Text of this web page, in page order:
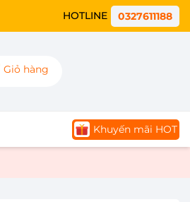
HOTLINE 0327611188
Giỏ hàng
Khuyến mãi HOT